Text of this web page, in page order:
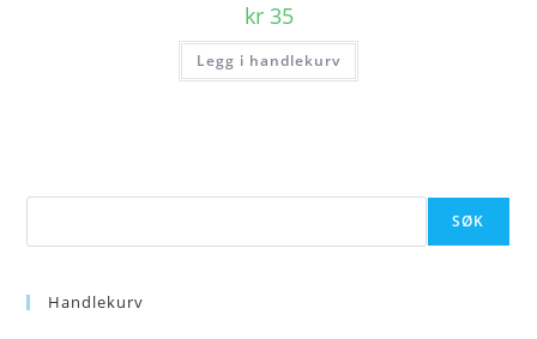
kr35
Legg i handlekurv
SØK
Handlekurv